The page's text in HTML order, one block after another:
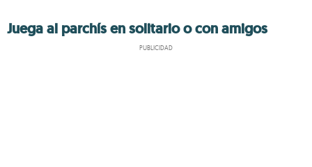
Juega al parchís en solitario o con amigos
PUBLICIDAD